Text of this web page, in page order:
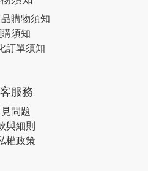
購物須知
須知
訂單須知
服務
問題
與細則
權政策